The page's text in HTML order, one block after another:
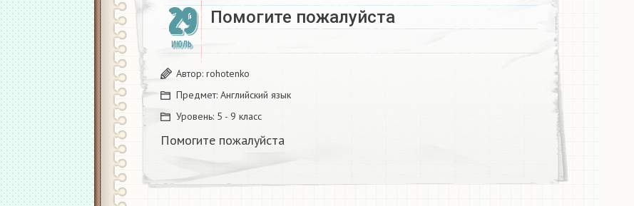
29
ИЮЛЬ
Помогите пожалуйста ​
Автор: rohotenko
Предмет: Английский язык
Уровень: 5 - 9 класс
Помогите пожалуйста ​